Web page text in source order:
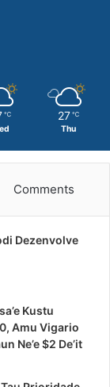
℃ 27 ℃
Thu
Comments
Dezenvolve
Kustu
Amu Vigario
Ne’e $2 De’it